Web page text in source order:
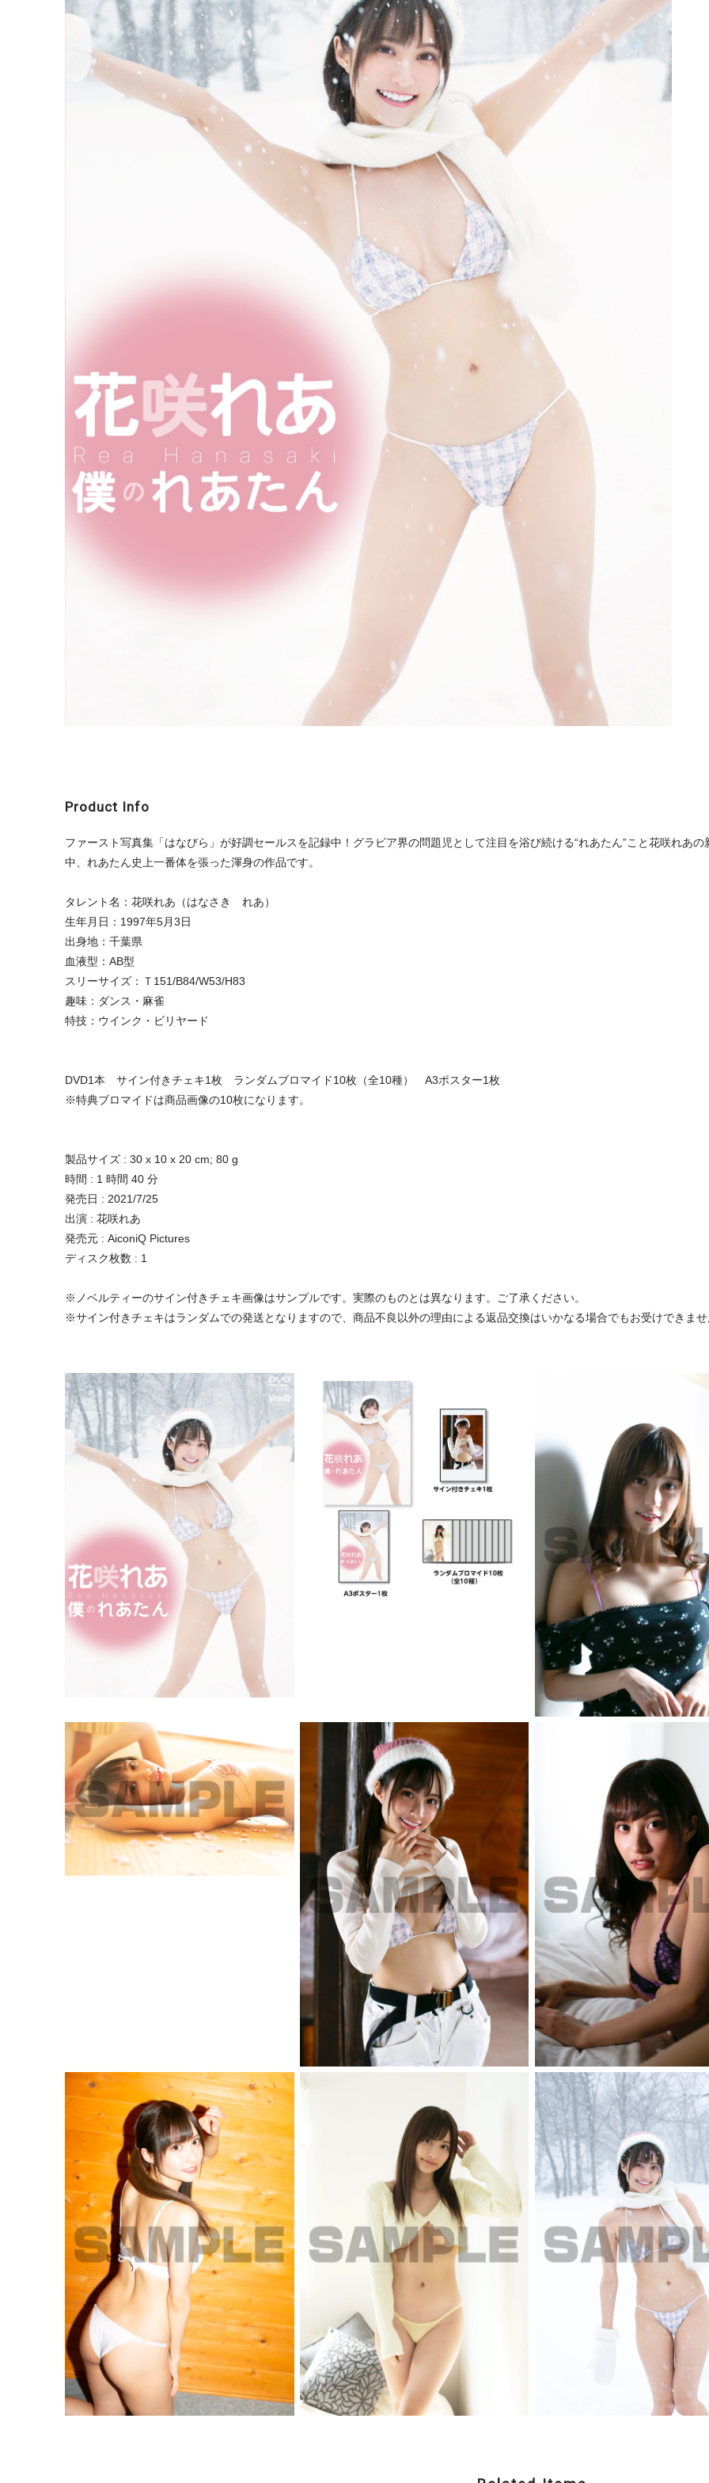
Product Info
ファースト写真集「はなびら」が好調セールスを記録中！グラビア界の問題児として注目を浴び続ける“れあたん”こと花咲れあ
中、れあたん史上一番体を張った渾身の作品です。
タレント名：花咲れあ（はなさき れあ）
生年月日：1997年5月3日
出身地：千葉県
血液型：AB型
スリーサイズ：Ｔ151/B84/W53/H83
趣味：ダンス・麻雀
特技：ウインク・ビリヤード
DVD1本 サイン付きチェキ1枚 ランダムブロマイド10枚（全10種） A3ポスター1枚
※特典ブロマイドは商品画像の10枚になります。
製品サイズ : 30 x 10 x 20 cm; 80 g
時間 : 1 時間 40 分
発売日 : 2021/7/25
出演 : 花咲れあ
発売元 : AiconiQ Pictures
ディスク枚数 : 1
※ノベルティーのサイン付きチェキ画像はサンプルです。実際のものとは異なります。ご了承ください。
※サイン付きチェキはランダムでの発送となりますので、商品不良以外の理由による返品交換はいかなる場合でもお受けできま